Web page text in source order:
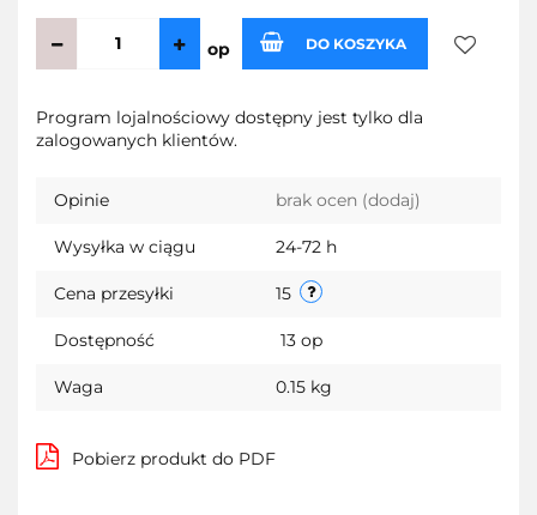
op DO KOSZYKA
Program lojalnościowy dostępny jest tylko dla
zalogowanych klientów.
Opinie brak ocen (dodaj)
Wysyłka w ciągu 24-72 h
Cena przesyłki 15
Dostępność 13 op
Waga 0.15 kg
Pobierz produkt do PDF